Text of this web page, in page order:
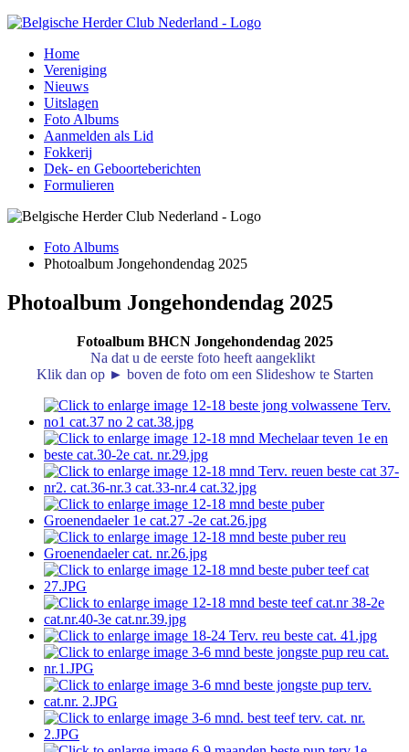
Home
Vereniging
Nieuws
Uitslagen
Foto Albums
Aanmelden als Lid
Fokkerij
Dek- en Geboorteberichten
Formulieren
Foto Albums
Photoalbum Jongehondendag 2025
Photoalbum Jongehondendag 2025
Fotoalbum BHCN Jongehondendag 2025
Na dat u de eerste foto heeft aangeklikt
Klik dan op ► boven de foto om een Slideshow te Starten